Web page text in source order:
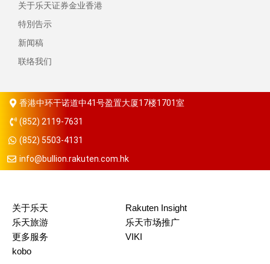
关于乐天证券金业香港
特別告示
新闻稿
联络我们
香港中环干诺道中41号盈置大厦17楼1701室
(852) 2119-7631
(852) 5503-4131
info@bullion.rakuten.com.hk
关于乐天
Rakuten Insight
乐天旅游
乐天市场推广
更多服务
VIKI
kobo